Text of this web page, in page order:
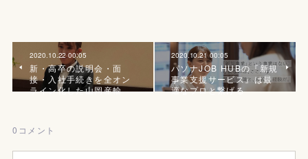
2020.10.22 00:05
新・高卒の説明会・面
接・入社手続きを全オン
ライン化した山岡産輸
2020.10.21 00:05
パソナJOB HUBの『新規
事業支援サービス』は最
適なプロと繋げる
0 コメント